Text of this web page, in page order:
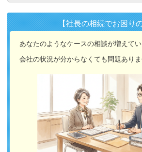
【社長の相続でお困り
あなたのようなケースの相談が増えてい
会社の状況が分からなくても問題ありま